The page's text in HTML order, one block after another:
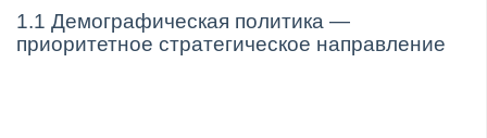
1.1 Демографическая политика —
приоритетное стратегическое направление